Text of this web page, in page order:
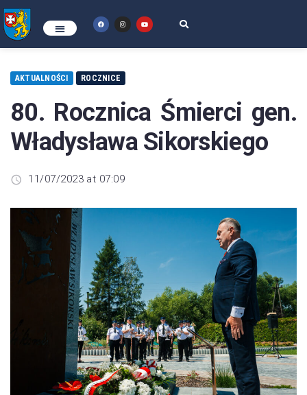
AKTUALNOŚCI ROCZNICE
80. Rocznica Śmierci gen.
Władysława Sikorskiego
11/07/2023 at 07:09